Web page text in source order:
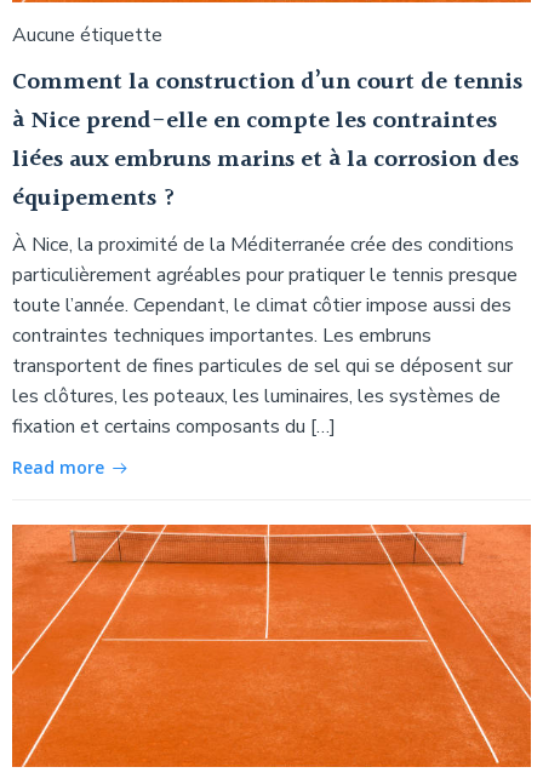
Aucune étiquette
Comment la construction d’un court de tennis
à Nice prend-elle en compte les contraintes
liées aux embruns marins et à la corrosion des
équipements ?
À Nice, la proximité de la Méditerranée crée des conditions
particulièrement agréables pour pratiquer le tennis presque
toute l’année. Cependant, le climat côtier impose aussi des
contraintes techniques importantes. Les embruns
transportent de fines particules de sel qui se déposent sur
les clôtures, les poteaux, les luminaires, les systèmes de
fixation et certains composants du […]
Read more